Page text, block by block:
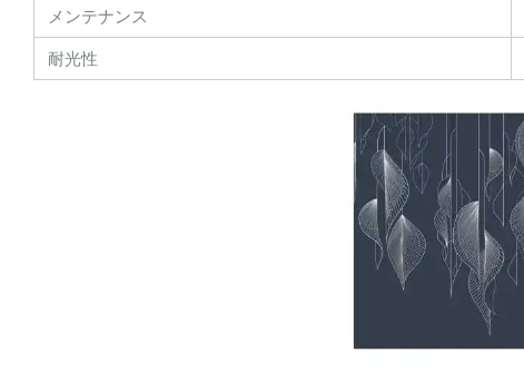
メンテナンス
耐光性